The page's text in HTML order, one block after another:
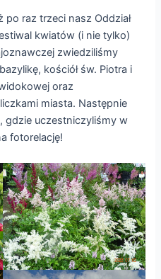
raz trzeci nasz Oddział
kwiatów (i nie tylko)
zwiedziliśmy
kościół św. Piotra i
oraz
miasta. Następnie
gdzie uczestniczyliśmy w
fotorelację!